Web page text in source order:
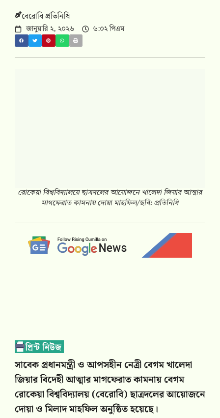
বেরোবি প্রতিনিধি
জানুয়ারি ২, ২০২৬ ৬:০২ পিএম
রোকেয়া বিশ্ববিদ্যালয়ে ছাত্রদলের আয়োজনে খালেদা জিয়ার আত্মার
মাগফেরাত কামনায় দোয়া মাহফিল/ছবি: প্রতিনিধি
সাবেক প্রধানমন্ত্রী ও আপসহীন নেত্রী বেগম খালেদা
জিয়ার বিদেহী আত্মার মাগফেরাত কামনায় বেগম
রোকেয়া বিশ্ববিদ্যালয় (বেরোবি) ছাত্রদলের আয়োজনে
দোয়া ও মিলাদ মাহফিল অনুষ্ঠিত হয়েছে।